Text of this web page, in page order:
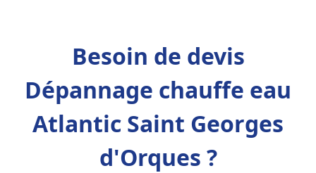
Besoin de devis
Dépannage chauffe eau
Atlantic Saint Georges
d'Orques ?